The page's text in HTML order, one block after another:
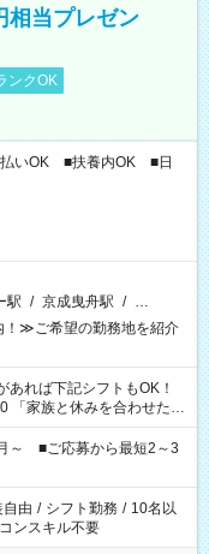
相当プレゼン
ンクOK
いOK ■扶養内OK ■日
駅 / 京成曳舟駅 / …
≫ご希望の勤務地を紹介
い」 「できれば残業はし
※Wワーク希望
時間と、もう1つのお仕事
る場合は応募できません。
～ ■ご応募から最短2～3
自由 / シフト勤務 / 10名以
ンスキル不要